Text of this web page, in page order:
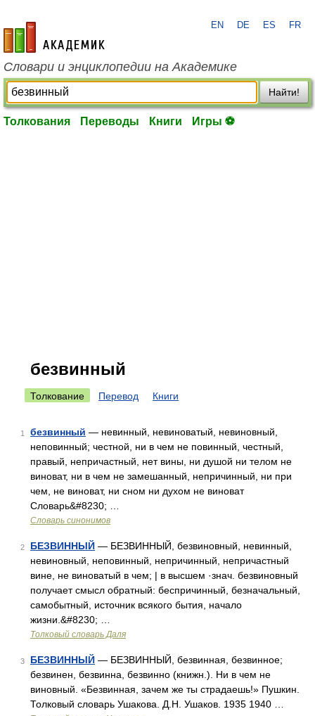
academic.ru
EN DE ES FR
Словари и энциклопедии на Академике
Найти!
Толкования Переводы Книги Игры ⚽
безвинный
Толкование Перевод Книги
1 безвинный — невинный, невиноватый, невиновный,
неповинный; честной, ни в чем не повинный, честный,
правый, непричастный, нет вины, ни душой ни телом не
виноват, ни в чем не замешанный, непричинный, ни при
чем, не виноват, ни сном ни духом не виноват
Словарь&#8230; …
Словарь синонимов
2 БЕЗВИННЫЙ — БЕЗВИННЫЙ, безвиновный, невинный,
невиновный, неповинный, непричинный, непричастный
вине, не виноватый в чем; | в высшем ·знач. безвиновный
получает смысл обратный: беспричинный, безначальный,
самобытный, источник всякого бытия, начало
жизни.&#8230; …
Толковый словарь Даля
3 БЕЗВИННЫЙ — БЕЗВИННЫЙ, безвинная, безвинное;
безвинен, безвинна, безвинно (книжн.). Ни в чем не
виновный. «Безвинная, зачем же ты страдаешь!» Пушкин.
Толковый словарь Ушакова. Д.Н. Ушаков. 1935 1940 …